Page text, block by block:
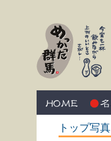
トップ写真